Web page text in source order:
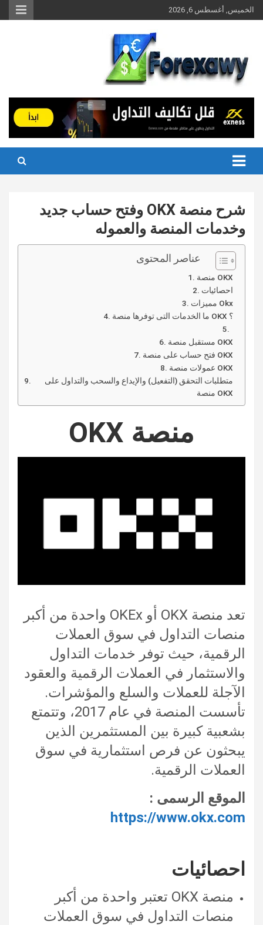
Skip
to
الخميس, أغسطس 6, 2026
شرح منصة OKX وفتح حساب جديد
وخدمات المنصة والعموله
عناصر المحتوى
منصة OKX
احصائيات
مميزات Okx
ما الخدمات التى توفرها منصة OKX ؟
مستقبل منصة OKX
فتح حساب على منصة OKX
عمولات منصة OKX
متطلبات التحقق (التفعيل) والإيداع والسحب والتداول على
منصة OKX
منصة OKX
تعد منصة OKX أو OKEx واحدة من أكبر
منصات التداول في سوق العملات
الرقمية، حيث توفر خدمات التداول
والاستثمار في العملات الرقمية والعقود
الآجلة للعملات والسلع والمؤشرات.
تأسست المنصة في عام 2017، وتتمتع
بشعبية كبيرة بين المستثمرين الذين
يبحثون عن فرص استثمارية في سوق
العملات الرقمية.
الموقع الرسمى :
https://www.okx.com
احصائيات
منصة OKX تعتبر واحدة من أكبر
منصات التداول في سوق العملات